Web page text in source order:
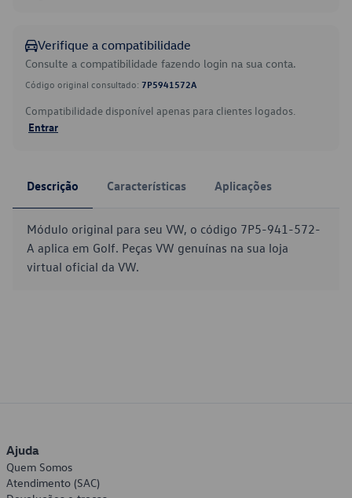
Verifique a compatibilidade
Consulte a compatibilidade fazendo login na sua conta.
Código original consultado: 7P5941572A
Compatibilidade disponível apenas para clientes logados.
Entrar
Descrição Características Aplicações
Módulo original para seu VW, o código 7P5-941-572-
A aplica em Golf. Peças VW genuínas na sua loja
virtual oficial da VW.
Ajuda
Quem Somos
Atendimento (SAC)